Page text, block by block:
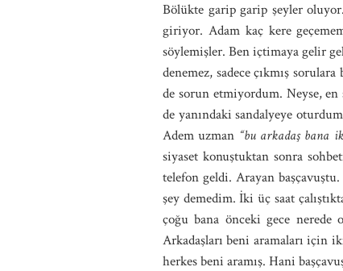
Bölükte garip garip şeyler
giriyor. Adam kaç kere
söylemişler. Ben içtimaya gelir
denemez, sadece çıkmış
de sorun etmiyordum. Neyse,
de yanındaki sandalyeye
Adem uzman “bu arkadaş bana
siyaset konuştuktan sonra
telefon geldi. Arayan
şey demedim. İki üç saat
çoğu bana önceki gece nerede
Arkadaşları beni aramaları için
herkes beni aramış. Hani